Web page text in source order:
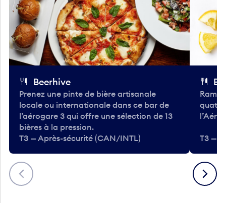
Précédent
Beerhive
Prenez une pinte de bière artisanale
locale ou internationale dans ce bar de
l’aérogare 3 qui offre une sélection de 13
bières à la pression.
T3 — Après-sécurité (CAN/INTL)
T3 —
Suivant